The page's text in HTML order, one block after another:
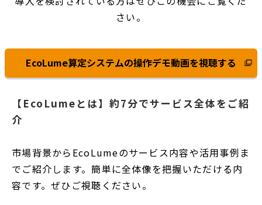
さい。
EcoLume算定システムの操作デモ動画を視聴する 別
ウ
ィ
ン
で
開
【EcoLumeとは】約7分でサービス全体をご紹
介
市場背景からEcoLumeのサービス内容や活用事例ま
でご紹介します。簡単に全体像を把握いただける内
容です。ぜひご視聴ください。